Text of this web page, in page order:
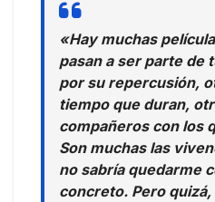
«Hay muchas
pasan a ser parte de
por su repercusión,
tiempo que duran,
compañeros con los
Son muchas las
no sabría quedarme
concreto. Pero